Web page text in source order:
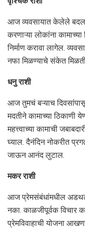
आज व्यवसायात केलेले बदल
करणाऱ्या लोकांना
निर्माण करावा लागेल.
नफा मिळण्याचे संकेत
धनु राशी
आज तुमचं बऱ्याच
मदतीने कामाच्या ठिकाणी
महत्त्वाच्या कामाची
घ्याल. दैनंदिन नोकरीत
जाऊन आनंद लुटाल.
मकर राशी
आज प्रेमसंबंधांमधील
नका. काळजीपूर्वक विचार
प्रेमविवाहाची योजना